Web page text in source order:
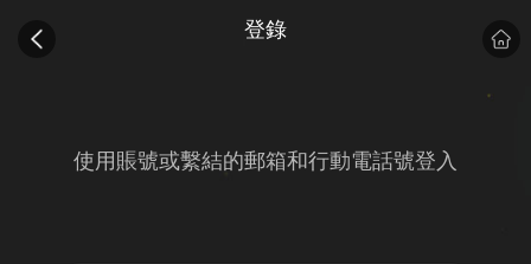
登錄
使用賬號或繫結的郵箱和行動電話號登入